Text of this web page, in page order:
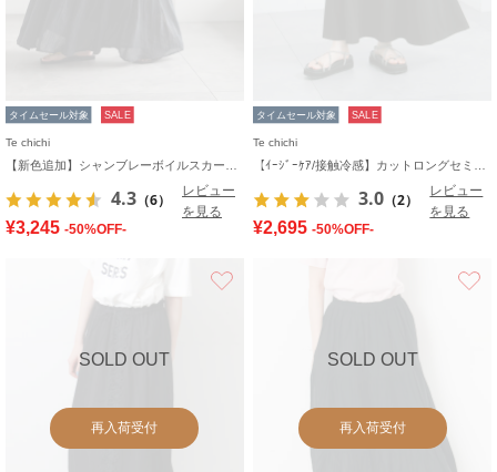
タイムセール対象 SALE
Te chichi
4.3 （6）
レビュー
を見る
¥3,245 -50%OFF-
タイムセール対象 SALE
Te chichi
3.0 （2）
レビュー
を見る
¥2,695 -50%OFF-
SOLD OUT
再入荷受付
SOLD OUT
再入荷受付